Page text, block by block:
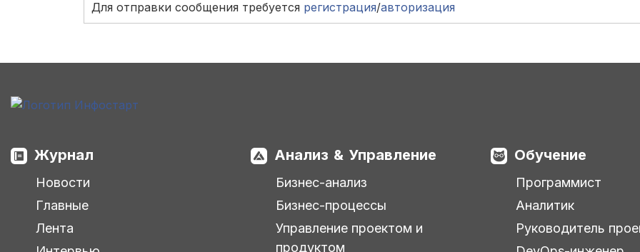
Для отправки сообщения требуется регистрация/авторизация
Журнал
Новости
Главные
Лента
Анализ & Управление
Бизнес-анализ
Бизнес-процессы
Управление проектом и
продуктом
Обучение
Программист
Аналитик
Руководитель